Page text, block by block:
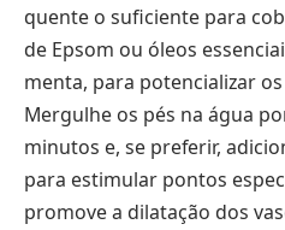
quente o suficiente para
de Epsom ou óleos
menta, para potencializar
Mergulhe os pés na água
minutos e, se preferir,
para estimular pontos
promove a dilatação dos